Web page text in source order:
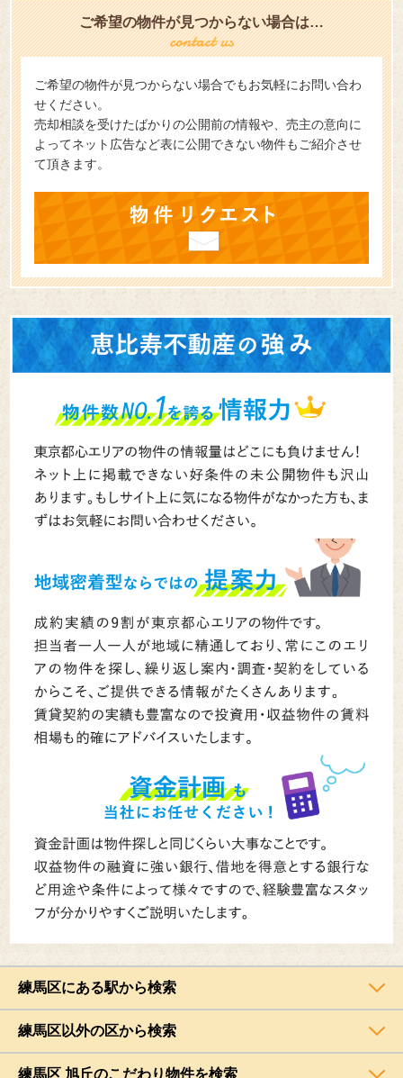
ご希望の物件が見つからない場合は…
ご希望の物件が見つからない場合でもお気軽にお問い合わ
せください。
売却相談を受けたばかりの公開前の情報や、売主の意向に
よってネット広告など表に公開できない物件もご紹介させ
て頂きます。
練馬区にある駅から検索
練馬区以外の区から検索
練馬区 旭丘のこだわり物件を検索